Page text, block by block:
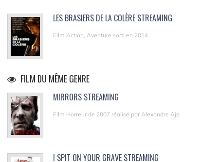
LES BRASIERS DE LA COLÈRE STREAMING
Film Action, Aventure sorti en 2014
FILM DU MÊME GENRE
MIRRORS STREAMING
Film Horreur de 2007 réalisé par Alexandre Aja
I SPIT ON YOUR GRAVE STREAMING